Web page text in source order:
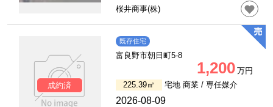
桜井商事(株)
成約済
既存住宅
富良野市朝日町5-8
1,200 万円
225.39㎡
宅地 商業 / 専任媒介
2026-08-09